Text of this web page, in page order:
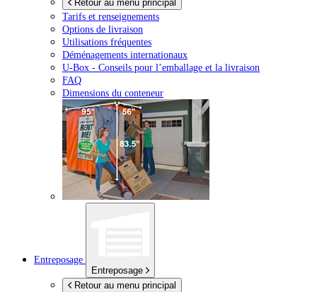
Retour au menu principal
Tarifs et renseignements
Options de livraison
Utilisations fréquentes
Déménagements internationaux
U-Box - Conseils pour l’emballage et la livraison
FAQ
Dimensions du conteneur
Entreposage
Entreposage
Retour au menu principal